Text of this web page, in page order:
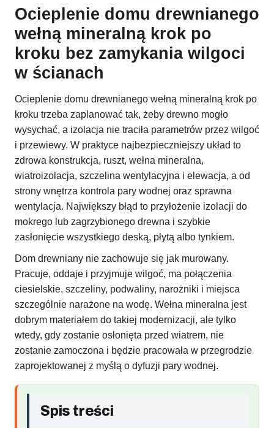
Ocieplenie domu drewnianego
wełną mineralną krok po
kroku bez zamykania wilgoci
w ścianach
Ocieplenie domu drewnianego wełną mineralną krok po
kroku trzeba zaplanować tak, żeby drewno mogło
wysychać, a izolacja nie traciła parametrów przez wilgoć
i przewiewy. W praktyce najbezpieczniejszy układ to
zdrowa konstrukcja, ruszt, wełna mineralna,
wiatroizolacja, szczelina wentylacyjna i elewacja, a od
strony wnętrza kontrola pary wodnej oraz sprawna
wentylacja. Największy błąd to przyłożenie izolacji do
mokrego lub zagrzybionego drewna i szybkie
zasłonięcie wszystkiego deską, płytą albo tynkiem.
Dom drewniany nie zachowuje się jak murowany.
Pracuje, oddaje i przyjmuje wilgoć, ma połączenia
ciesielskie, szczeliny, podwaliny, narożniki i miejsca
szczególnie narażone na wodę. Wełna mineralna jest
dobrym materiałem do takiej modernizacji, ale tylko
wtedy, gdy zostanie osłonięta przed wiatrem, nie
zostanie zamoczona i będzie pracowała w przegrodzie
zaprojektowanej z myślą o dyfuzji pary wodnej.
Spis treści